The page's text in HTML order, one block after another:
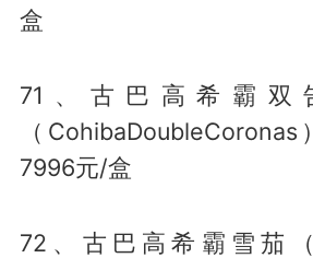
盒
71、古巴高希霸双
（
7996元/盒
72、古巴高希霸雪茄